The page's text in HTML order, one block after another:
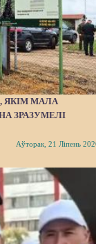
ЯКІМ МАЛА
ЗРАЗУМЕЛІ
Аўторак, 21 Ліпень